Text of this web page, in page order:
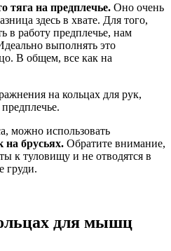
тяга на предплечье. Оно очень
здесь в хвате. Для того,
в работу предплечье, нам
выполнять это
В общем, все как на
на кольцах для рук,
можно использовать
на брусьях. Обратите внимание,
к туловищу и не отводятся в
груди.
для мышц